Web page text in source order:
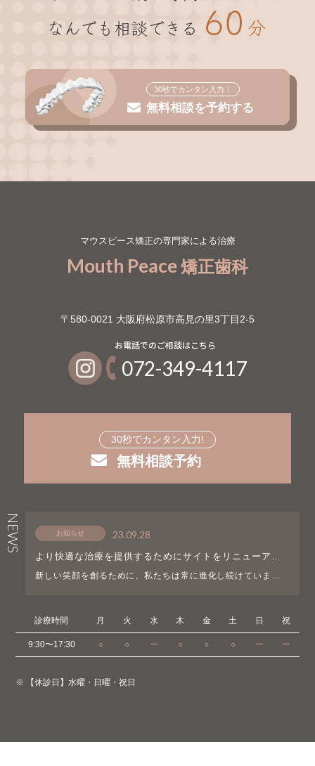
なんでも相談できる 60 分
30秒でカンタン入力！
無料相談を予約する
マウスピース矯正の専門家による治療
Mouth Peace矯正歯科
〒580-0021 大阪府松原市高見の里3丁目2-5
072-349-4117
30秒でカンタン入力!
無料相談予約
NEWS お知らせ 23.09.28
より快適な治療を提供するためにサイトをリニューアル
しました！！
新しい笑顔を創るために、私たちは常に進化し続けています。
診療時間
月 火 水 木 金 土 日 祝
9:30〜17:30 ○ ○ ー ○ ○ ○ ー ー
※ 【休診日】水曜・日曜・祝日